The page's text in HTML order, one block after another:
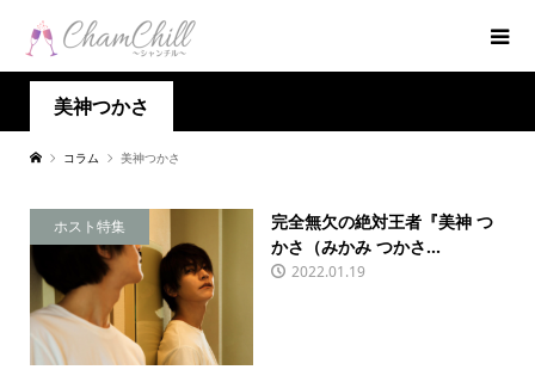
美神つかさ
コラム 美神つかさ
ホスト特集
完全無欠の絶対王者『美神 つ
かさ（みかみ つかさ...
2022.01.19